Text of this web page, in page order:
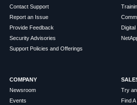
Contact Support
Report an Issue
Provide Feedback
Security Advisories
Support Policies and Offerings
COMPANY
Newsroom
Events
Try
Find